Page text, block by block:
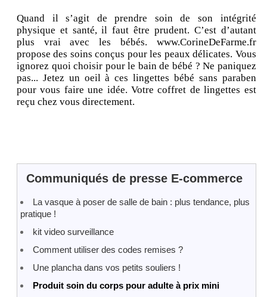
Quand il s’agit de prendre soin de son intégrité
physique et santé, il faut être prudent. C’est d’autant
plus vrai avec les bébés. www.CorineDeFarme.fr
propose des soins conçus pour les peaux délicates. Vous
ignorez quoi choisir pour le bain de bébé ? Ne paniquez
pas... Jetez un oeil à ces lingettes bébé sans paraben
pour vous faire une idée. Votre coffret de lingettes est
reçu chez vous directement.
Communiqués de presse E-commerce
La vasque à poser de salle de bain : plus tendance, plus
pratique !
kit video surveillance
Comment utiliser des codes remises ?
Une plancha dans vos petits souliers !
Produit soin du corps pour adulte à prix mini